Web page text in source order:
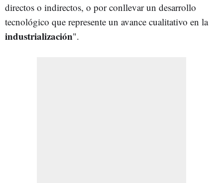
directos o indirectos, o por conllevar un desarrollo
tecnológico que represente un avance cualitativo en la
industrialización".